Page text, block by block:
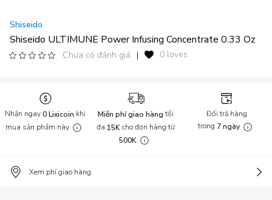
Shiseido
Shiseido ULTIMUNE Power Infusing Concentrate 0.33 Oz
Chưa có đánh giá | 0 loves
Nhận ngay0 Lixicoin khi
mua sản phẩm này
Miễn phí giao hàngtối
đa 15Kcho đơn hàng từ
500K
Đổi trả hàng
trong 7 ngày
Xem phí giao hàng